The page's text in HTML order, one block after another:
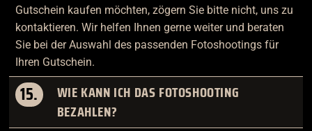
Gutschein kaufen möchten, zögern Sie bitte nicht, uns zu
kontaktieren. Wir helfen Ihnen gerne weiter und beraten
Sie bei der Auswahl des passenden Fotoshootings für
Ihren Gutschein.
15.
WIE KANN ICH DAS FOTOSHOOTING
BEZAHLEN?